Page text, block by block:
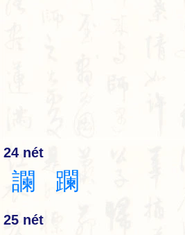
24 nét
讕 躝
25 nét